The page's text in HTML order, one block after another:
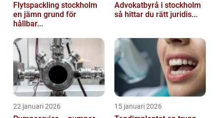
Flytspackling stockholm
en jämn grund för
hållbar...
Advokatbyrå i stockholm
så hittar du rätt juridis...
22 januari 2026 15 januari 2026